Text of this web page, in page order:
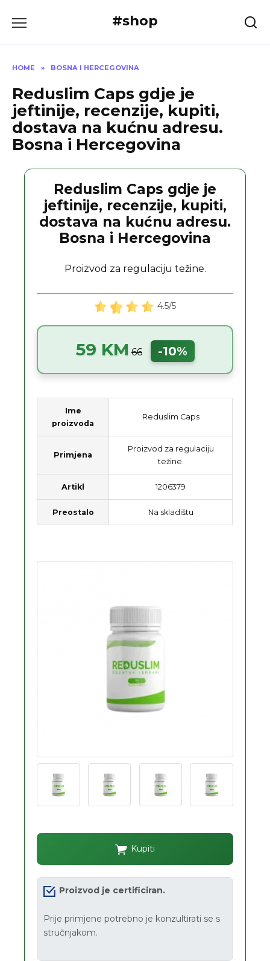
#shop
HOME » BOSNA I HERCEGOVINA
Reduslim Caps gdje je
jeftinije, recenzije, kupiti,
dostava na kućnu adresu.
Bosna i Hercegovina
Reduslim Caps gdje je
jeftinije, recenzije, kupiti,
dostava na kućnu adresu.
Bosna i Hercegovina
Proizvod za regulaciju težine.
4.5/5
59 KM 66 -10%
Ime
proizvoda
Reduslim Caps
Primjena
Proizvod za regulaciju
težine.
Artikl 1206379
Preostalo Na skladištu
Kupiti
Proizvod je certificiran.
Prije primjene potrebno je konzultirati se s
stručnjakom.